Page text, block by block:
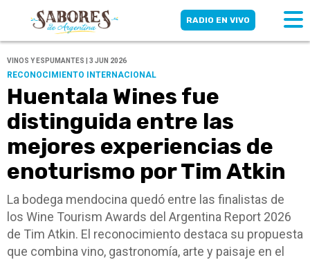
RADIO EN VIVO
VINOS Y ESPUMANTES | 3 JUN 2026
RECONOCIMIENTO INTERNACIONAL
Huentala Wines fue
distinguida entre las
mejores experiencias de
enoturismo por Tim Atkin
La bodega mendocina quedó entre las finalistas de
los Wine Tourism Awards del Argentina Report 2026
de Tim Atkin. El reconocimiento destaca su propuesta
que combina vino, gastronomía, arte y paisaje en el